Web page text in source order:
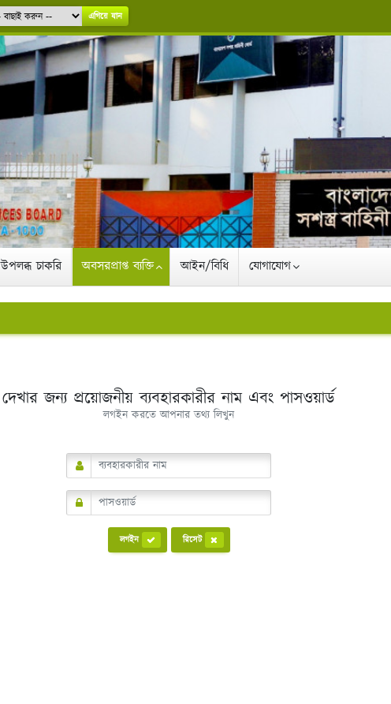
এগিয়ে যান
উপলব্ধ চাকরি অবসরপ্রাপ্ত ব্যক্তি আইন/বিধি যোগাযোগ
দেখার জন্য প্রয়োজনীয় ব্যবহারকারীর নাম এবং পাসওয়ার্ড
লগইন করতে আপনার তথ্য লিখুন
লগইন রিসেট